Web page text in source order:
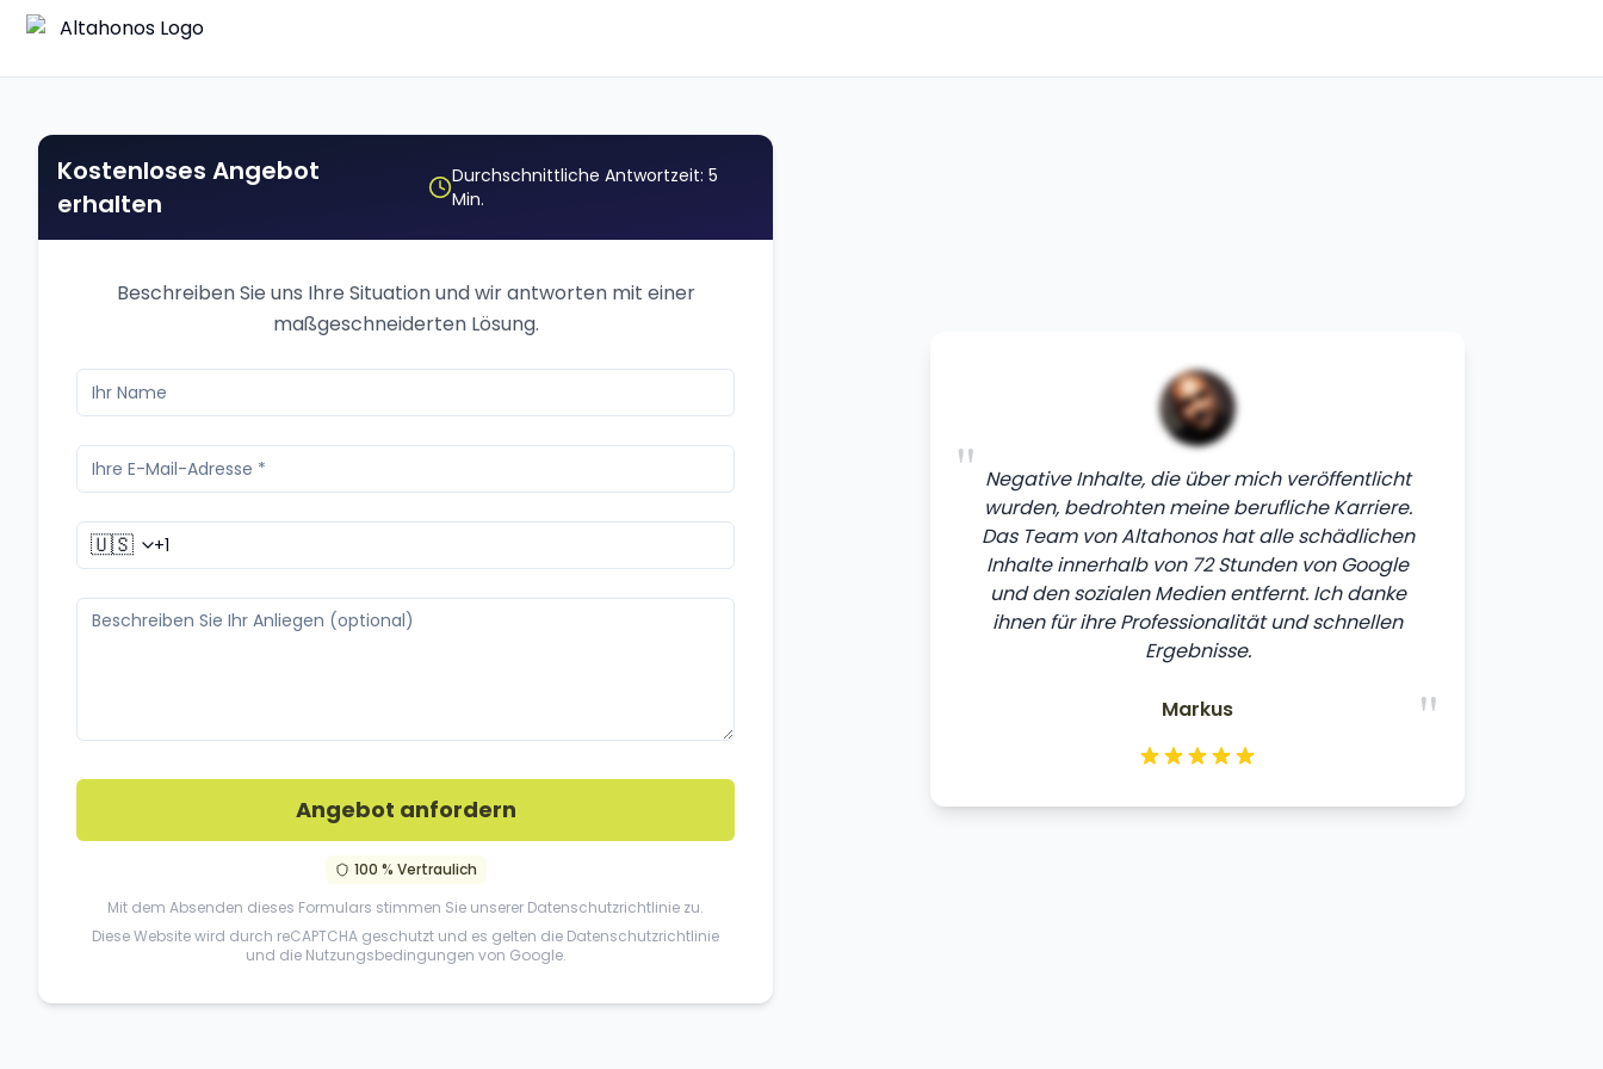
Kostenloses Angebot
erhalten
Durchschnittliche Antwortzeit: 5
Min.
Beschreiben Sie uns Ihre Situation und wir antworten mit einer
maßgeschneiderten Lösung.
🇺🇸
Angebot anfordern
100 % Vertraulich
Mit dem Absenden dieses Formulars stimmen Sie unserer Datenschutzrichtlinie zu.
Diese Website wird durch reCAPTCHA geschutzt und es gelten die Datenschutzrichtlinie
und die Nutzungsbedingungen von Google.
" Negative Inhalte, die über mich veröffentlicht
wurden, bedrohten meine berufliche Karriere.
Das Team von Altahonos hat alle schädlichen
Inhalte innerhalb von 72 Stunden von Google
und den sozialen Medien entfernt. Ich danke
ihnen für ihre Professionalität und schnellen
Ergebnisse.
"
Markus